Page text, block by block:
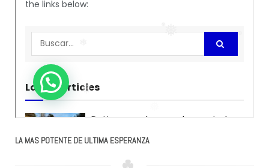
❅
❅
❅
❅
LA MAS POTENTE DE ULTIMA ESPERANZA